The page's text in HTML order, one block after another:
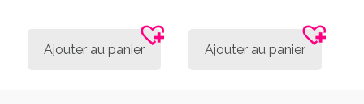
Ajouter au panier Ajouter au panier